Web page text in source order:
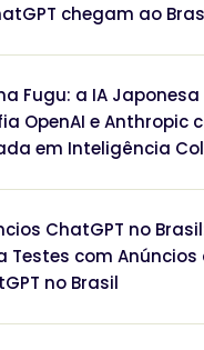
chegam ao
Fugu: a IA
OpenAI e Anthropic
em Inteligência
ChatGPT no
Testes com Anúncios
no Brasil